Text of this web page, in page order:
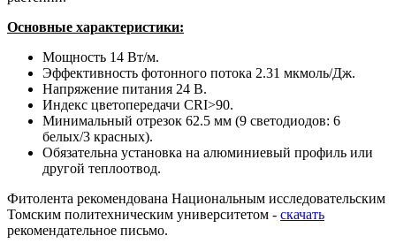
Основные характеристики:
Мощность 14 Вт/м.
Эффективность фотонного потока 2.31 мкмоль/Дж.
Напряжение питания 24 В.
Индекс цветопередачи CRI>90.
Минимальный отрезок 62.5 мм (9 светодиодов: 6
белых/3 красных).
Обязательна установка на алюминиевый профиль или
другой теплоотвод.
Фитолента рекомендована Национальным исследовательским
Томским политехническим университетом - скачать
рекомендательное письмо.